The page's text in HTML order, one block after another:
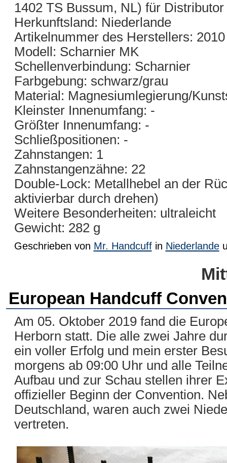
1402 TS Bussum, NL) für
Herkunftsland: Niederlande
Artikelnummer des Herstellers:
Modell: Scharnier MK
Schellenverbindung: Scharnier
Farbgebung: schwarz/grau
Material: Magnesiumlegierung/
Kleinster Innenumfang: -
Größter Innenumfang: -
Schließpositionen: -
Zahnstangen: 1
Zahnstangenzähne: 22
Double-Lock: Metallhebel an der
aktivierbar durch drehen)
Weitere Besonderheiten: ultraleicht
Gewicht: 282 g
Geschrieben von Mr. Handcuffin Niederlande
European Handcuff
Am 05. Oktober 2019 fand die
Herborn statt. Die alle zwei Jahre
ein voller Erfolg und mein erster
morgens ab 09:00 Uhr und alle
Aufbau und zur Schau stellen ihrer
offizieller Beginn der Convention.
Deutschland, waren auch zwei
vertreten.